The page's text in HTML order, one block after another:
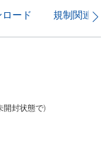
ード 規制関連
開封状態で)